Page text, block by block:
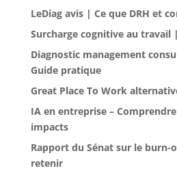
LeDiag avis | Ce que DRH et
Surcharge cognitive au travail
Diagnostic management
Guide pratique
Great Place To Work
IA en entreprise –
impacts
Rapport du Sénat sur le burn-
retenir